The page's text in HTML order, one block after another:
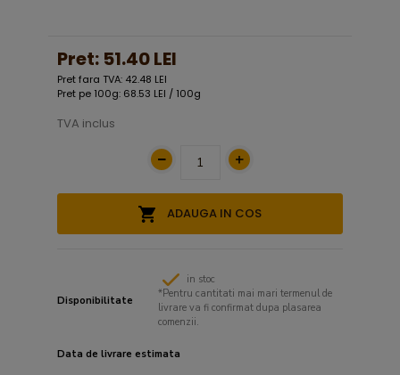
Pret: 51.40 LEI
Pret fara TVA: 42.48 LEI
Pret pe 100g: 68.53 LEI / 100g
TVA inclus
ADAUGA IN COS
Disponibilitate
in stoc
*Pentru cantitati mai mari termenul de
livrare va fi confirmat dupa plasarea
comenzii.
Data de livrare estimata